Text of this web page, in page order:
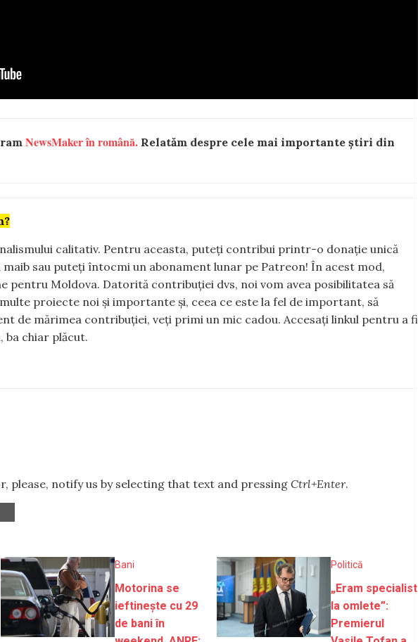
NewsMaker în română. Relatăm despre cele mai importante știri din
calitativ. Pentru aceasta, puteți contribui printr-o donație unică
sau puteți întocmi un abonament lunar pe Patreon! În acest mod,
pentru Moldova. Datorită contribuției dvs, noi vom avea posibilitatea să
proiecte noi și importante și, ceea ce este la fel de important, să
de mărimea contribuției, veți primi un mic cadou. Accesați linkul pentru a fi
ba chiar plăcut.
please, notify us by selecting that text and pressing Ctrl+Enter.
Bani
Motorina se
ieftinește cu 29
de bani în
Politică
„Eram specialist
la omlete”:
Premierul